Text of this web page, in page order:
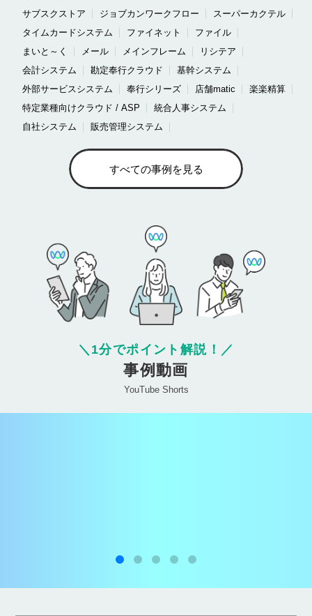
サブスクストア
ジョブカンワークフロー
スーパーカクテル
タイムカードシステム
ファイネット
ファイル
まいと～く
メール メインフレーム
リシテア
会計システム
勘定奉行クラウド
基幹システム
外部サービスシステム
奉行シリーズ 店舗matic
楽楽精算
特定業種向けクラウド / ASP
統合人事システム
自社システム
販売管理システム
すべての事例を見る
＼ 1分でポイント解説！ ／
事例動画
YouTube Shorts